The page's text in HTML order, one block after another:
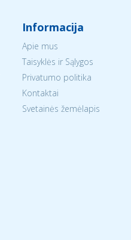
Informacija
Apie mus
Taisyklės ir Sąlygos
Privatumo politika
Kontaktai
Svetainės žemėlapis